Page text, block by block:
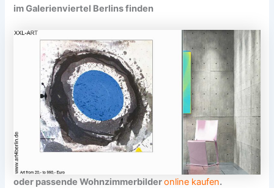
im Galerienviertel Berlinsfinden
oder passende Wohnzimmerbilderonline kaufen.